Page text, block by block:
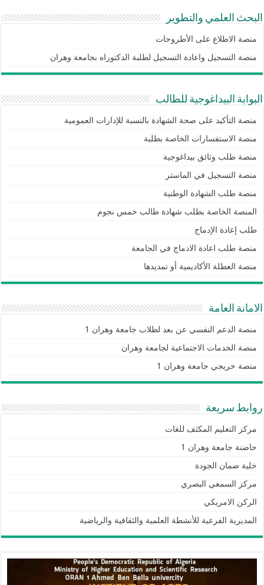
البحث العلمي والتطوير
منصة الاطلاع على الأطروحات
منصة التسجيل واعادة التسجيل لطلبة الدكتوراه بجامعة وهران
البوابة البيداغوجية للطالب
منصة التأكيد على صحة الشهادة بالنسبة للإدارات العمومية
منصة الاستفسارات الخاصة بطلبة
منصة طلب وثائق بيداغوجية
منصة التسجيل في الماستر
منصة طلب الشهادة الوطنية
المنصة الخاصة بطلب شهادة طالب خمس نجوم
طلب إعادة الإدماج
منصة طلب اعادة الادماج في الجامعة
منصة العطلة الأكاديمية أو تمديدها
الامانة العامة
منصة الدعم النفسي عن بعد لطلاب جامعة وهران 1
منصة الخدمات الاجتماعية لجامعة وهران
منصة خريجي جامعة وهران 1
روابط سريعة
مركز التعليم المكثف للغات
حاضنة جامعة وهران 1
خلية ضمان الجودة
مركز السمعي البصري
الركن الامريكي
المديرية الفرعية للأنشطة العلمية والثقافية والرياضية